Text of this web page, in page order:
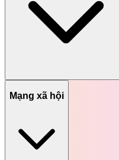
Mạng xã hội